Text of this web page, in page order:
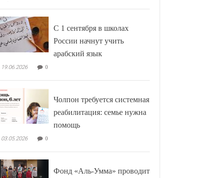
С 1 сентября в школах
России начнут учить
арабский язык
19.06.2026 0
Чолпон требуется системная
реабилитация: семье нужна
помощь
03.05.2026 0
Фонд «Аль-Умма» проводит